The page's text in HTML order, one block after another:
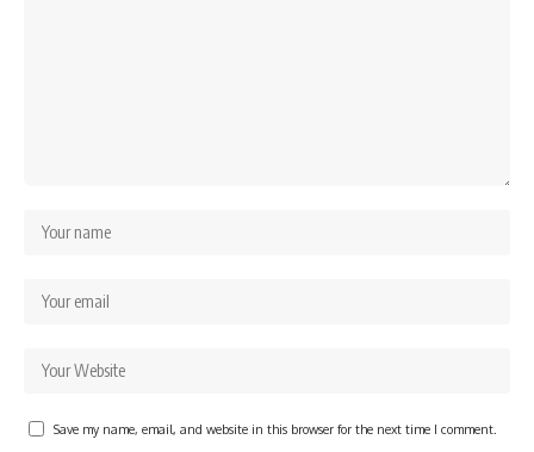
Save my name, email, and website in this browser for the next time I comment.